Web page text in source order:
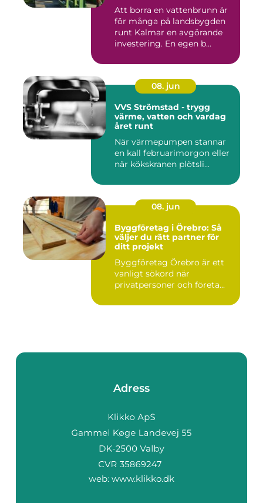
Att borra en vattenbrunn är
för många på landsbygden
runt Kalmar en avgörande
investering. En egen b...
08. jun
VVS Strömstad - trygg
värme, vatten och vardag
året runt
När värmepumpen stannar
en kall februarimorgon eller
när kökskranen plötsli...
08. jun
Byggföretag i Örebro: Så
väljer du rätt partner för
ditt projekt
Byggföretag Örebro är ett
vanligt sökord när
privatpersoner och företa...
Adress
web: www.klikko.dk